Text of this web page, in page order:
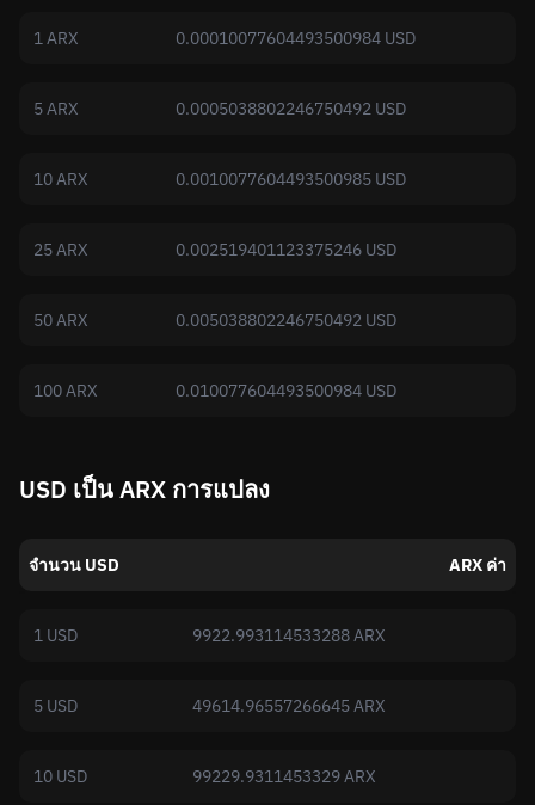
1 ARX 0.00010077604493500984 USD
5 ARX 0.0005038802246750492 USD
10 ARX 0.0010077604493500985 USD
25 ARX 0.002519401123375246 USD
50 ARX 0.005038802246750492 USD
100 ARX 0.010077604493500984 USD
USD เป็น ARX การแปลง
จำนวน USD ARX ค่า
1 USD 9922.993114533288 ARX
5 USD 49614.96557266645 ARX
10 USD 99229.9311453329 ARX